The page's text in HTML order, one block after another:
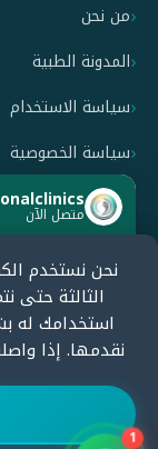
1
متصل الآن
هل تحتاج
ابدأ الدردشة
من نحن
المدونة الطبية
سياسة الاستخدام
سياسة الخصوصية
سياسة الإلغاء
معتمدون من قبل
نحن نستخدم
الثالثة
استخدامك له
نقدمها. إذا